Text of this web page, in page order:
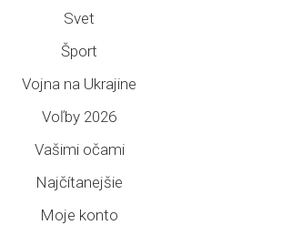
Svet
Šport
Vojna na Ukrajine
Voľby 2026
Vašimi očami
Najčítanejšie
Moje konto